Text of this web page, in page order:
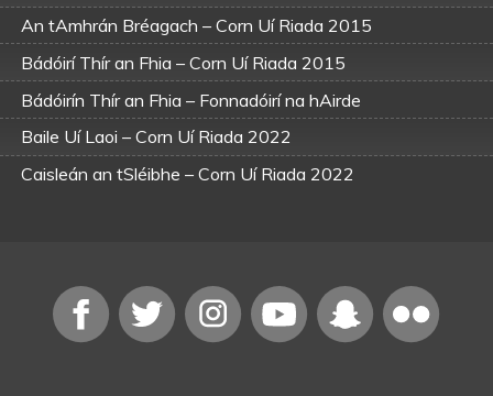
An tAmhrán Bréagach – Corn Uí Riada 2015
Bádóirí Thír an Fhia – Corn Uí Riada 2015
Bádóirín Thír an Fhia – Fonnadóirí na hAirde
Baile Uí Laoi – Corn Uí Riada 2022
Caisleán an tSléibhe – Corn Uí Riada 2022
Dónal Óg – Fonnadóirí na hAirde 2
Neainsín Bhán – Sean Nós